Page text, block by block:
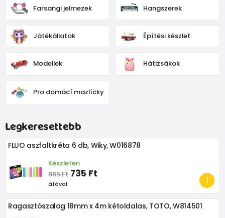
Farsangi jelmezek Hangszerek
Játékállatok Építési készlet
Modellek Hátizsákok
Pro domácí mazlíčky
Legkeresettebb
FLUO aszfaltkréta 6 db, Wiky, W016878
Készleten
865 Ft 735 Ft
áfával
Ragasztószalag 18mm x 4m kétoldalas, TOTO, W814501